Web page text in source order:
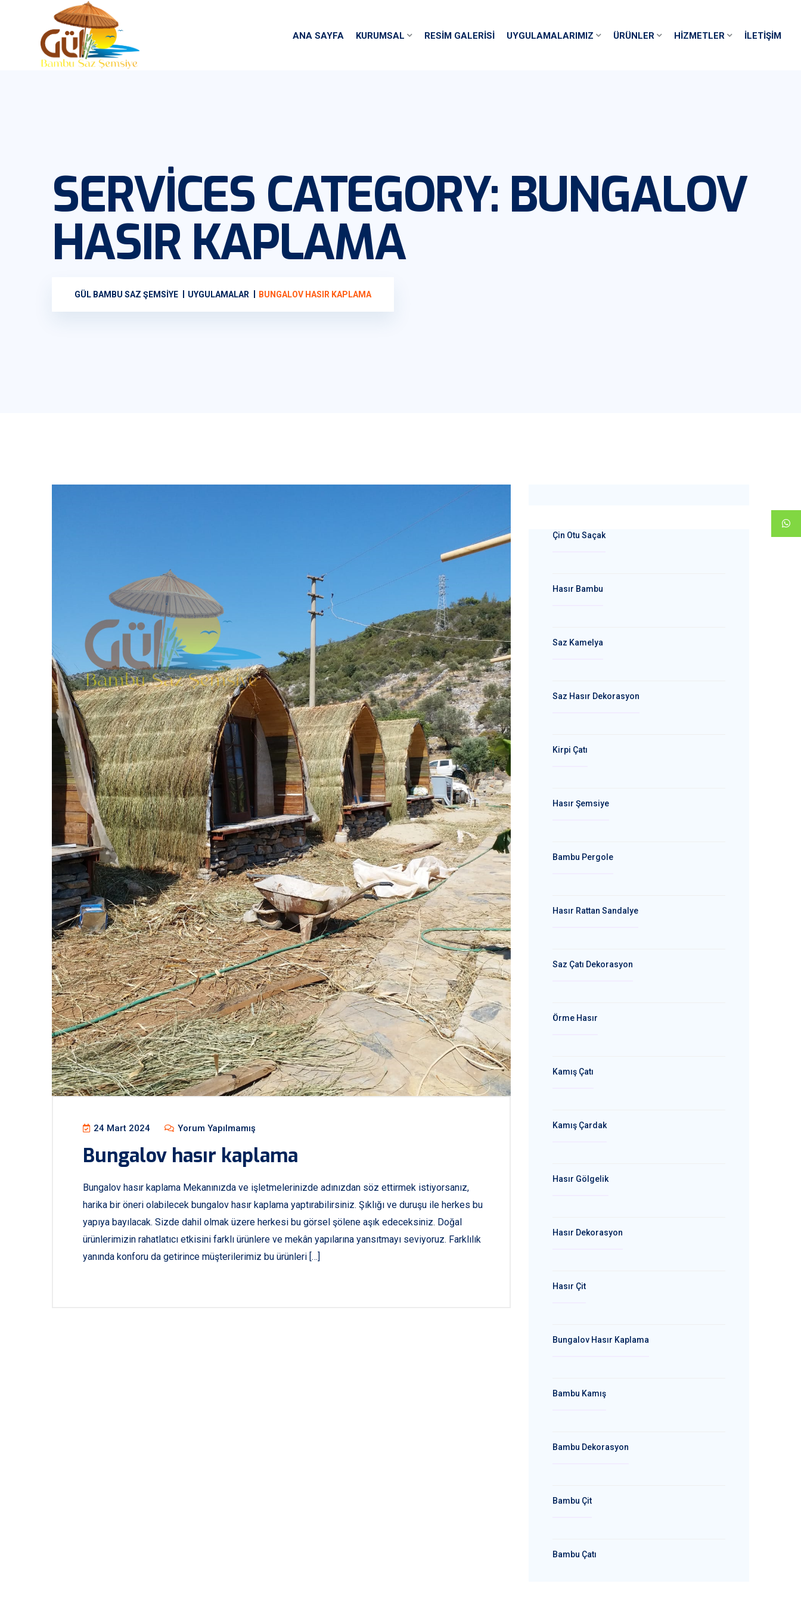
ANA SAYFA KURUMSAL RESIM GALERISI UYGULAMALARIMIZ ÜRÜNLER HIZMETLER İLETIŞIM
SERVICES CATEGORY: BUNGALOV
HASIR KAPLAMA
GÜL BAMBU SAZ ŞEMSIYE UYGULAMALAR BUNGALOV HASIR KAPLAMA
24 Mart 2024 Yorum Yapılmamış
Bungalov hasır kaplama
Bungalov hasır kaplama Mekanınızda ve işletmelerinizde adınızdan söz ettirmek istiyorsanız,
harika bir öneri olabilecek bungalov hasır kaplama yaptırabilirsiniz. Şıklığı ve duruşu ile herkes bu
yapıya bayılacak. Sizde dahil olmak üzere herkesi bu görsel şölene aşık edeceksiniz. Doğal
ürünlerimizin rahatlatıcı etkisini farklı ürünlere ve mekân yapılarına yansıtmayı seviyoruz. Farklılık
yanında konforu da getirince müşterilerimiz bu ürünleri […]
Çin Otu Saçak
Hasır Bambu
Saz Kamelya
Saz Hasır Dekorasyon
Kirpi Çatı
Hasır Şemsiye
Bambu Pergole
Hasır Rattan Sandalye
Saz Çatı Dekorasyon
Örme Hasır
Kamış Çatı
Kamış Çardak
Hasır Gölgelik
Hasır Dekorasyon
Hasır Çit
Bungalov Hasır Kaplama
Bambu Kamış
Bambu Dekorasyon
Bambu Çit
Bambu Çatı